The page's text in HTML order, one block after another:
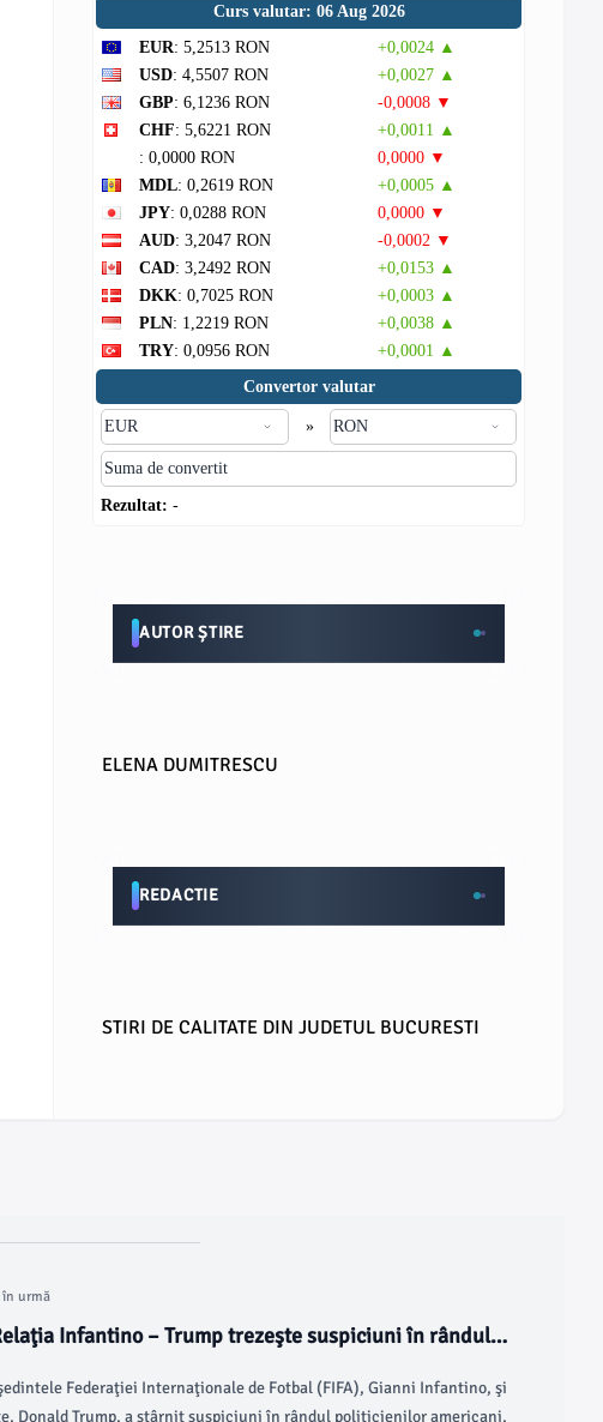
Curs valutar: 06 Aug 2026
EUR: 5,2513 RON
+0,0024 ▲
USD: 4,5507 RON
+0,0027 ▲
GBP: 6,1236 RON
-0,0008 ▼
CHF: 5,6221 RON
+0,0011 ▲
: 0,0000 RON
0,0000 ▼
MDL: 0,2619 RON
+0,0005 ▲
JPY: 0,0288 RON
0,0000 ▼
AUD: 3,2047 RON
-0,0002 ▼
CAD: 3,2492 RON
+0,0153 ▲
DKK: 0,7025 RON
+0,0003 ▲
PLN: 1,2219 RON
+0,0038 ▲
TRY: 0,0956 RON
+0,0001 ▲
Convertor valutar
»
Rezultat: -
AUTOR ȘTIRE
ELENA DUMITRESCU
REDACTIE
STIRI DE CALITATE DIN JUDETUL BUCURESTI
în urmă
Infantino – Trump trezeşte suspiciuni în rândul
Federaţiei Internaţionale de Fotbal (FIFA), Gianni Infantino, şi
Donald Trump, a stârnit suspiciuni în rândul politicienilor americani,